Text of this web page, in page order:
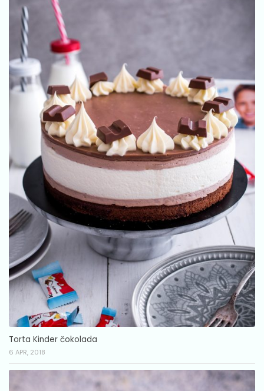
Torta Kinder čokolada
6 APR, 2018